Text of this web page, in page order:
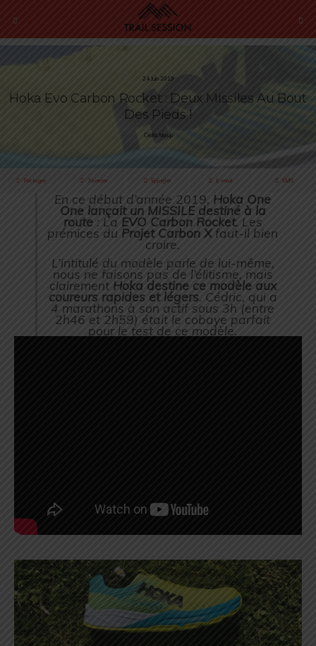
24 Juin 2019
Hoka Evo Carbon Rocket : Deux Missiles Au Bout
Des Pieds !
Cédric Masip
Partager Tweeter Épingler E-mail SMS
En ce début d’année 2019, Hoka One
One lançait un MISSILE destiné à la
route: La EVO Carbon Rocket. Les
prémices du Projet Carbon Xfaut-il bien
croire.
L’intitulé du modèle parle de lui-même,
nous ne faisons pas de l’élitisme, mais
clairement Hoka destine ce modèle aux
coureurs rapides et légers. Cédric, qui a
4 marathons à son actif sous 3h (entre
2h46 et 2h59) était le cobaye parfait
pour le test de ce modèle.